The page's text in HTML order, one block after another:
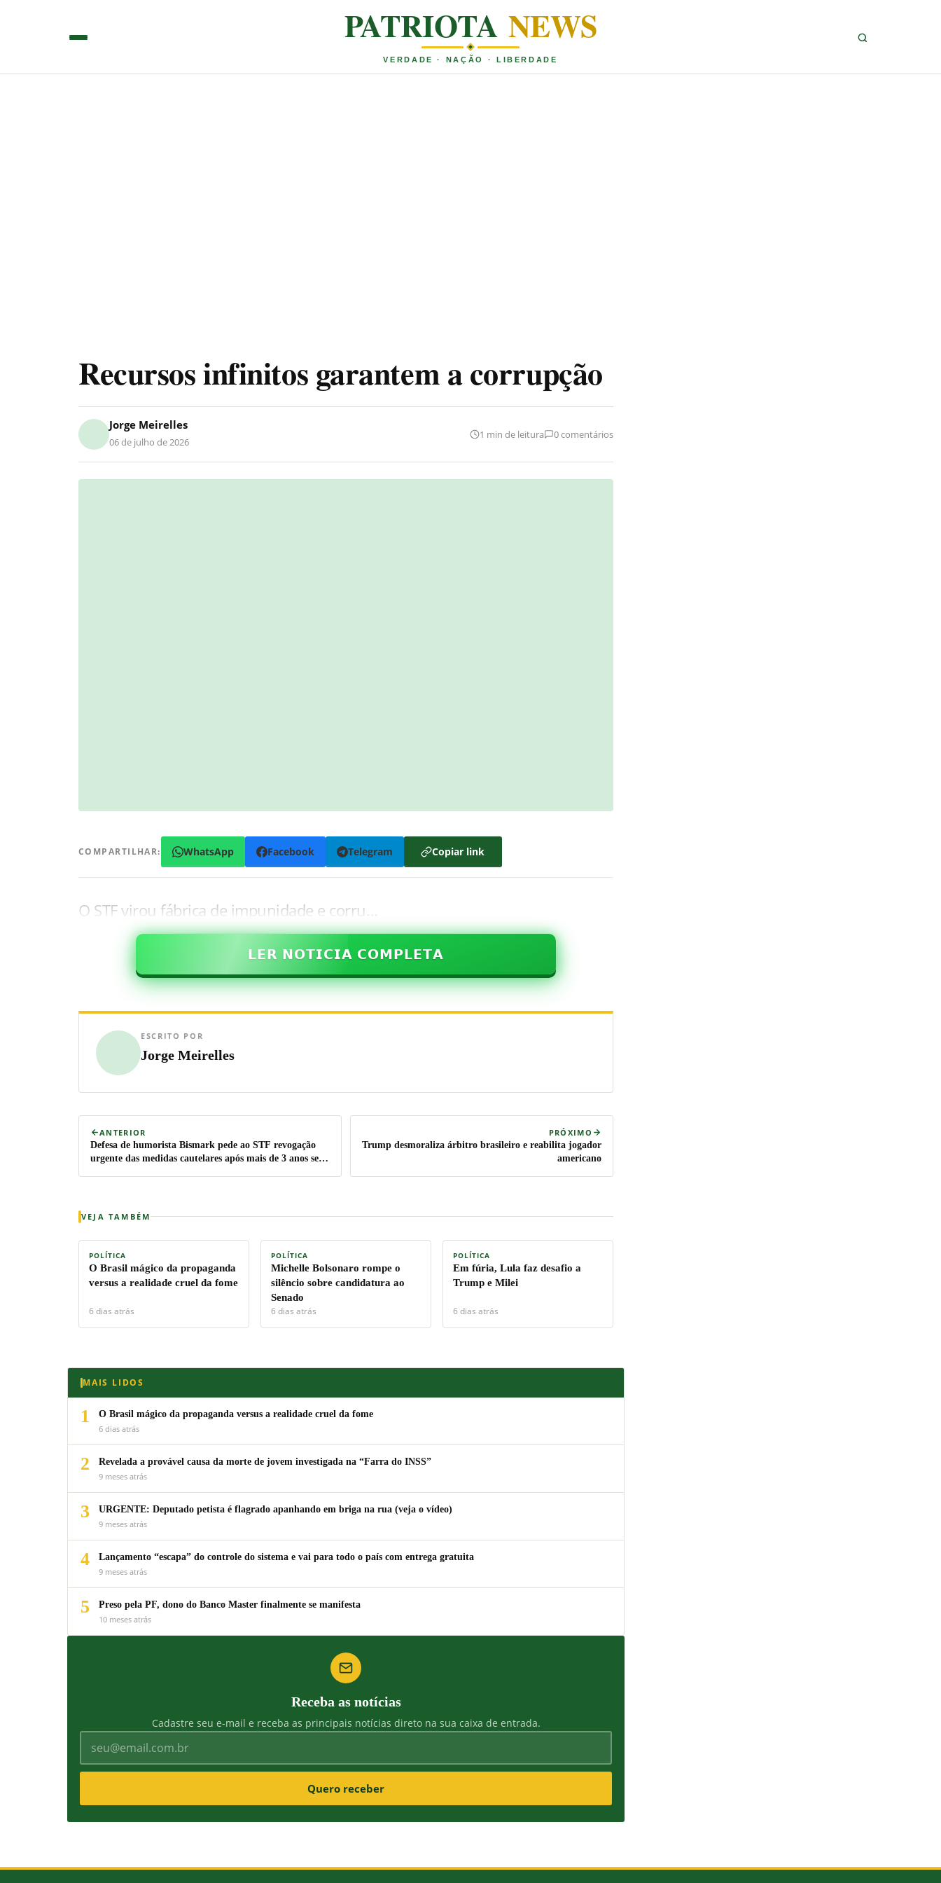
PATRIOTA NEWS
VERDADE · NAÇÃO · LIBERDADE
Recursos infinitos garantem a corrupção
Jorge Meirelles
06 de julho de 2026
1 min de leitura 0 comentários
COMPARTILHAR: WhatsApp Facebook Telegram Copiar link
O STF virou fábrica de impunidade e corru…
𝗟𝗘𝗥 𝗡𝗢𝗧𝗜𝗖𝗜𝗔 𝗖𝗢𝗠𝗣𝗟𝗘𝗧𝗔
ESCRITO POR
Jorge Meirelles
ANTERIOR
Defesa de humorista Bismark pede ao STF revogação
urgente das medidas cautelares após mais de 3 anos sem
PRÓXIMO
Trump desmoraliza árbitro brasileiro e reabilita jogador
americano
VEJA TAMBÉM
POLÍTICA
O Brasil mágico da propaganda
versus a realidade cruel da fome
6 dias atrás
POLÍTICA
Michelle Bolsonaro rompe o
silêncio sobre candidatura ao
Senado
6 dias atrás
POLÍTICA
Em fúria, Lula faz desafio a
Trump e Milei
6 dias atrás
MAIS LIDOS
1
O Brasil mágico da propaganda versus a realidade cruel da fome
6 dias atrás
2
Revelada a provável causa da morte de jovem investigada na “Farra do INSS”
9 meses atrás
3
URGENTE: Deputado petista é flagrado apanhando em briga na rua (veja o vídeo)
9 meses atrás
4
Lançamento “escapa” do controle do sistema e vai para todo o país com entrega gratuita
9 meses atrás
5
Preso pela PF, dono do Banco Master finalmente se manifesta
10 meses atrás
Receba as notícias
Cadastre seu e-mail e receba as principais notícias direto na sua caixa de entrada.
Quero receber